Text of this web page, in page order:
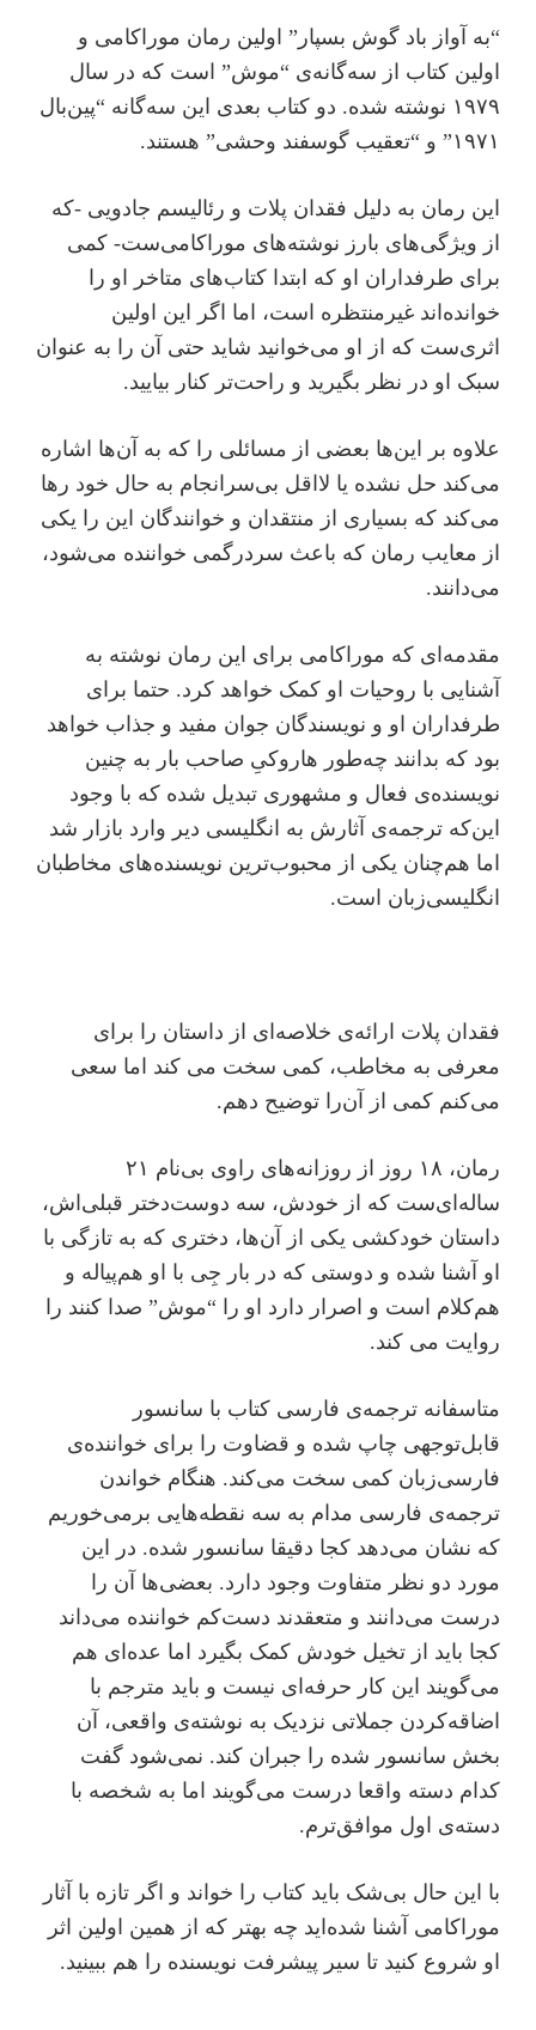
“به آواز باد گوش بسپار” اولین رمان موراکامی و
اولین کتاب از سه‌گانه‌ی “موش” است که در سال
۱۹۷۹ نوشته شده. دو کتاب بعدی این سه‌‌گانه “پین‌بال
۱۹۷۱” و “تعقیب گوسفند وحشی” هستند.
این رمان به دلیل فقدان پلات و رئالیسم جادویی -که
از ویژگی‌های بارز نوشته‌های موراکامی‌ست- کمی
برای طرفداران او که ابتدا کتا‌ب‌های متاخر او را
خوانده‌اند غیرمنتظره است، اما اگر این اولین
اثری‌ست که از او می‌خوانید شاید حتی آن را به عنوان
سبک او در نظر بگیرید و راحت‌تر کنار بیایید.
علاوه بر این‌ها بعضی از مسائلی را که به آن‌ها اشاره
می‌کند حل نشده یا لااقل بی‌سرانجام به حال خود رها
می‌کند که بسیاری از منتقدان و خوانندگان این را یکی
از معایب رمان که باعث سردرگمی خواننده می‌شود،
می‌دانند.
مقدمه‌ای که موراکامی برای این رمان نوشته به
آشنایی با روحیات او کمک خواهد کرد. حتما برای
طرفداران او و نویسندگان جوان مفید و جذاب خواهد
بود که بدانند چه‌طور هاروکیِ ‌صاحب بار به چنین
نویسنده‌ی فعال و مشهوری تبدیل شده که با وجود
این‌که ترجمه‌ی آثارش به انگلیسی دیر وارد بازار شد
اما هم‌چنان یکی از محبوب‌ترین نویسنده‌های مخاطبان
انگلیسی‌زبان است.
فقدان پلات ارائه‌ی خلاصه‌ای از داستان را برای
معرفی به مخاطب، کمی سخت می کند اما سعی
می‌کنم کمی از آن‌را توضیح دهم.
رمان، ۱۸ روز از روزانه‌های راوی بی‌نام ۲۱
ساله‌ای‌ست که از خودش، سه دوست‌دختر قبلی‌اش،
داستان خودکشی یکی از آن‌ها، دختری که به تازگی با
او آشنا شده و دوستی که در بار جِی با او هم‌پیاله و
هم‌کلام است و اصرار دارد او را “موش” صدا کنند را
روایت می کند.
متاسفانه ترجمه‌ی فارسی کتاب با سانسور
قابل‌توجهی چاپ شده و قضاوت را برای خواننده‌ی
فارسی‌زبان کمی سخت می‌کند. هنگام خواندن
ترجمه‌ی فارسی مدام به سه نقطه‌هایی برمی‌خوریم
که نشان می‌دهد کجا دقیقا سانسور شده. در این
مورد دو نظر متفاوت وجود دارد. بعضی‌ها آن را
درست می‌دانند و متعقدند دست‌کم خواننده می‌داند
کجا باید از تخیل خودش کمک بگیرد اما عده‌ای هم
می‌گویند این کار حرفه‌ای نیست و باید مترجم با
اضاقه‌کردن جملاتی نزدیک به نوشته‌ی واقعی، آن
بخش سانسور شده را جبران کند. نمی‌شود گفت
کدام دسته واقعا درست می‌گویند اما به شخصه با
دسته‌ی اول موافق‌ترم.
با این حال بی‌شک باید کتاب را خواند و اگر تازه با آثار
موراکامی آشنا شده‌اید چه بهتر که از همین اولین اثر
او شروع کنید تا سیر پیشرفت نویسنده را هم ببینید.